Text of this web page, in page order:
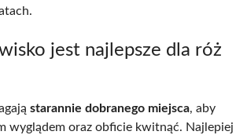
jest najlepsze dla róż
starannie dobranego miejsca, aby
wyglądem oraz obficie kwitnąć. Najlepiej